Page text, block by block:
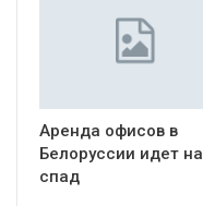
Аренда офисов в
Белоруссии идет на
спад